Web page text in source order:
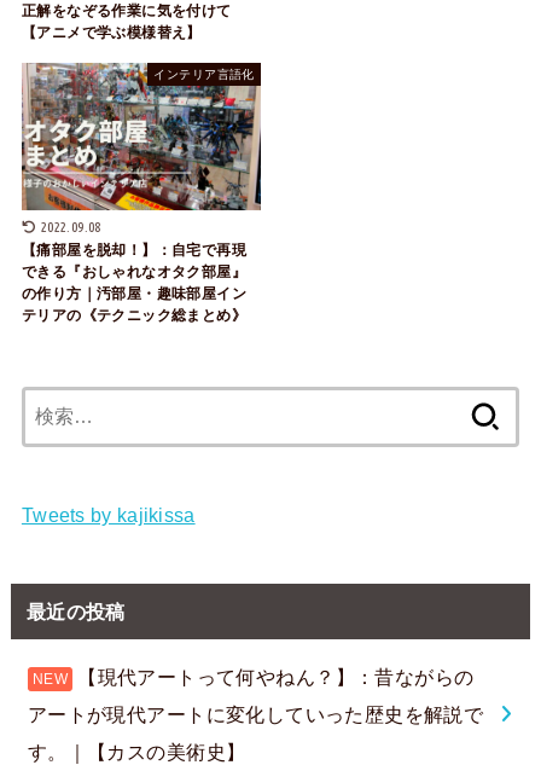
正解をなぞる作業に気を付けて
【アニメで学ぶ模様替え】
インテリア言語化
2022.09.08
【痛部屋を脱却！】：自宅で再現
できる『おしゃれなオタク部屋』
の作り方｜汚部屋・趣味部屋イン
テリアの《テクニック総まとめ》
索:
Tweets by kajikissa
最近の投稿
【現代アートって何やねん？】：昔ながらの
アートが現代アートに変化していった歴史を解説で
す。｜【カスの美術史】